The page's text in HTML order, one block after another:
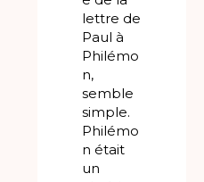
lettre de
Paul à
Philémo
n,
semble
simple.
Philémo
n était
un